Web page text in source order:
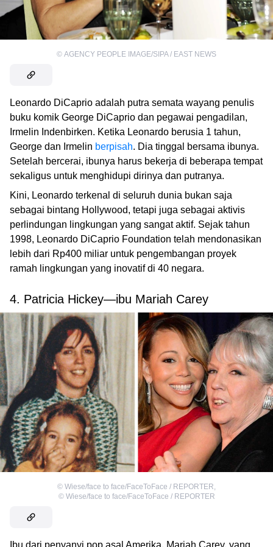
© AGENCY PEOPLE IMAGE/SIPA / EAST NEWS
Leonardo DiCaprio adalah putra semata wayang penulis
buku komik George DiCaprio dan pegawai pengadilan,
Irmelin Indenbirken. Ketika Leonardo berusia 1 tahun,
George dan Irmelin berpisah. Dia tinggal bersama ibunya.
Setelah bercerai, ibunya harus bekerja di beberapa tempat
sekaligus untuk menghidupi dirinya dan putranya.
Kini, Leonardo terkenal di seluruh dunia bukan saja
sebagai bintang Hollywood, tetapi juga sebagai aktivis
perlindungan lingkungan yang sangat aktif. Sejak tahun
1998, Leonardo DiCaprio Foundation telah mendonasikan
lebih dari Rp400 miliar untuk pengembangan proyek
ramah lingkungan yang inovatif di 40 negara.
4. Patricia Hickey—ibu Mariah Carey
© Wiese/face to face/FaceToFace / REPORTER
© Wiese/face to face/FaceToFace / REPORTER
Ibu dari penyanyi pop asal Amerika, Mariah Carey, yang